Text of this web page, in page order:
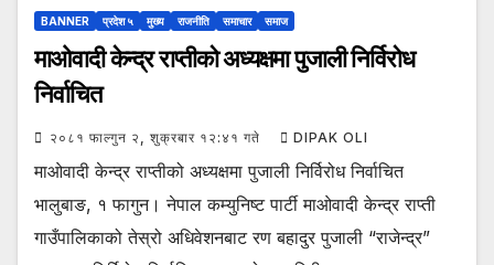
BANNER प्रदेश ५ मुख्य राजनीति समाचार समाज
माओवादी केन्द्र राप्तीको अध्यक्षमा पुजाली निर्विरोध
निर्वाचित
२०८१ फाल्गुन २, शुक्रबार १२:४१ गते DIPAK OLI
माओवादी केन्द्र राप्तीको अध्यक्षमा पुजाली निर्विरोध निर्वाचित
भालुबाङ, १ फागुन। नेपाल कम्युनिष्ट पार्टी माओवादी केन्द्र राप्ती
गाउँपालिकाको तेस्रो अधिवेशनबाट रण बहादुर पुजाली “राजेन्द्र”